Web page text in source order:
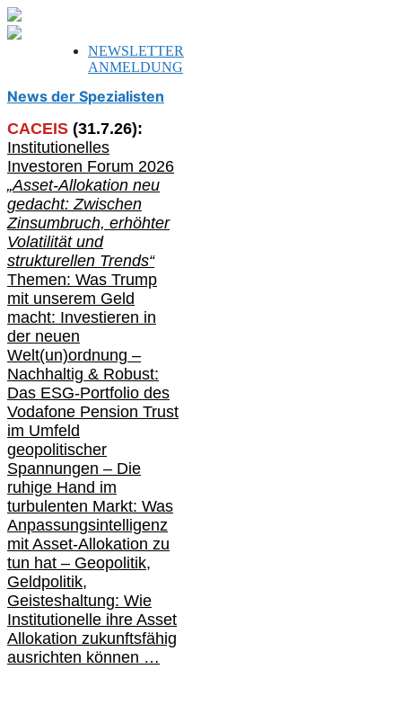
NEWSLETTER
ANMELDUNG
News der Spezialisten
CACEIS (31.7.26):
Institutionelles
Investoren Forum 2026
„Asset-Allokation neu
gedacht: Zwischen
Zinsumbruch, erhöhter
Volatilität und
strukturellen Trends“
Themen: Was Trump
mit unserem Geld
macht: Investieren in
der neuen
Welt(un)ordnung –
Nachhaltig & Robust:
Das ESG-Portfolio des
Vodafone Pension Trust
im Umfeld
geopolitischer
Spannungen – Die
ruhige Hand im
turbulenten Markt: Was
Anpassungsintelligenz
mit Asset-Allokation zu
tun hat – Geopolitik,
Geldpolitik,
Geisteshaltung: Wie
Institutionelle ihre Asset
Allokation zukunftsfähig
ausrichten können …